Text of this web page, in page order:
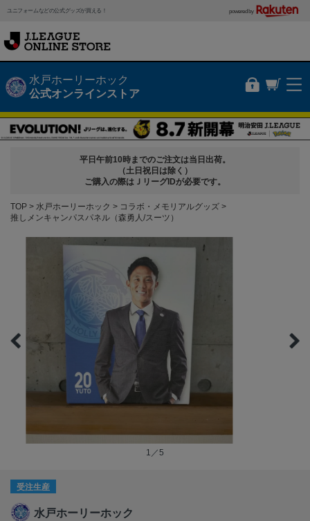
ユニフォームなどの公式グッズが買える！ powered by
水戸ホーリーホック
公式オンラインストア
平日午前10時までのご注文は当日出荷。
（土日祝日は除く）
ご購入の際はＪリーグIDが必要です。
TOP 水戸ホーリーホック
コラボ・メモリアルグッズ
推しメンキャンパスパネル（森勇人/スーツ）
1／5
受注生産
水戸ホーリーホック